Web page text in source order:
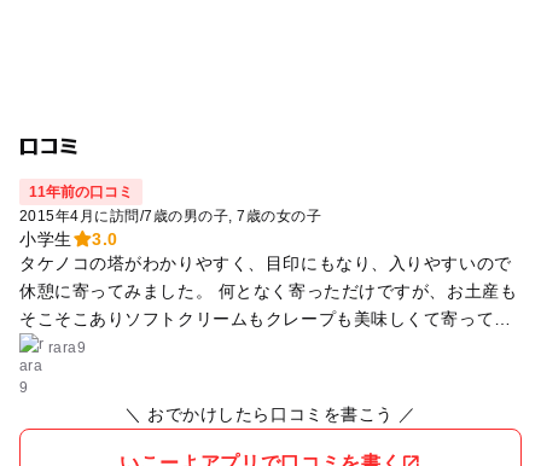
口コミ
11年前の口コミ
2015年4月に訪問/7歳の男の子 7歳の女の子
小学生
3.0
タケノコの塔がわかりやすく、目印にもなり、入りやすいので
休憩に寄ってみました。 何となく寄っただけですが、お土産も
そこそこありソフトクリームもクレープも美味しくて寄って良
かったです。
rara9
＼ おでかけしたら口コミを書こう ／